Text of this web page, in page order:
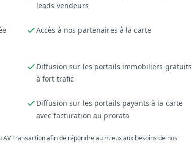
leads vendeurs
Accès à nos partenaires à la carte
Diffusion sur les portails immobiliers gratuits
à fort trafic
Diffusion sur les portails payants à la carte
avec facturation au prorata
Transaction afin de répondre au mieux aux besoins de nos